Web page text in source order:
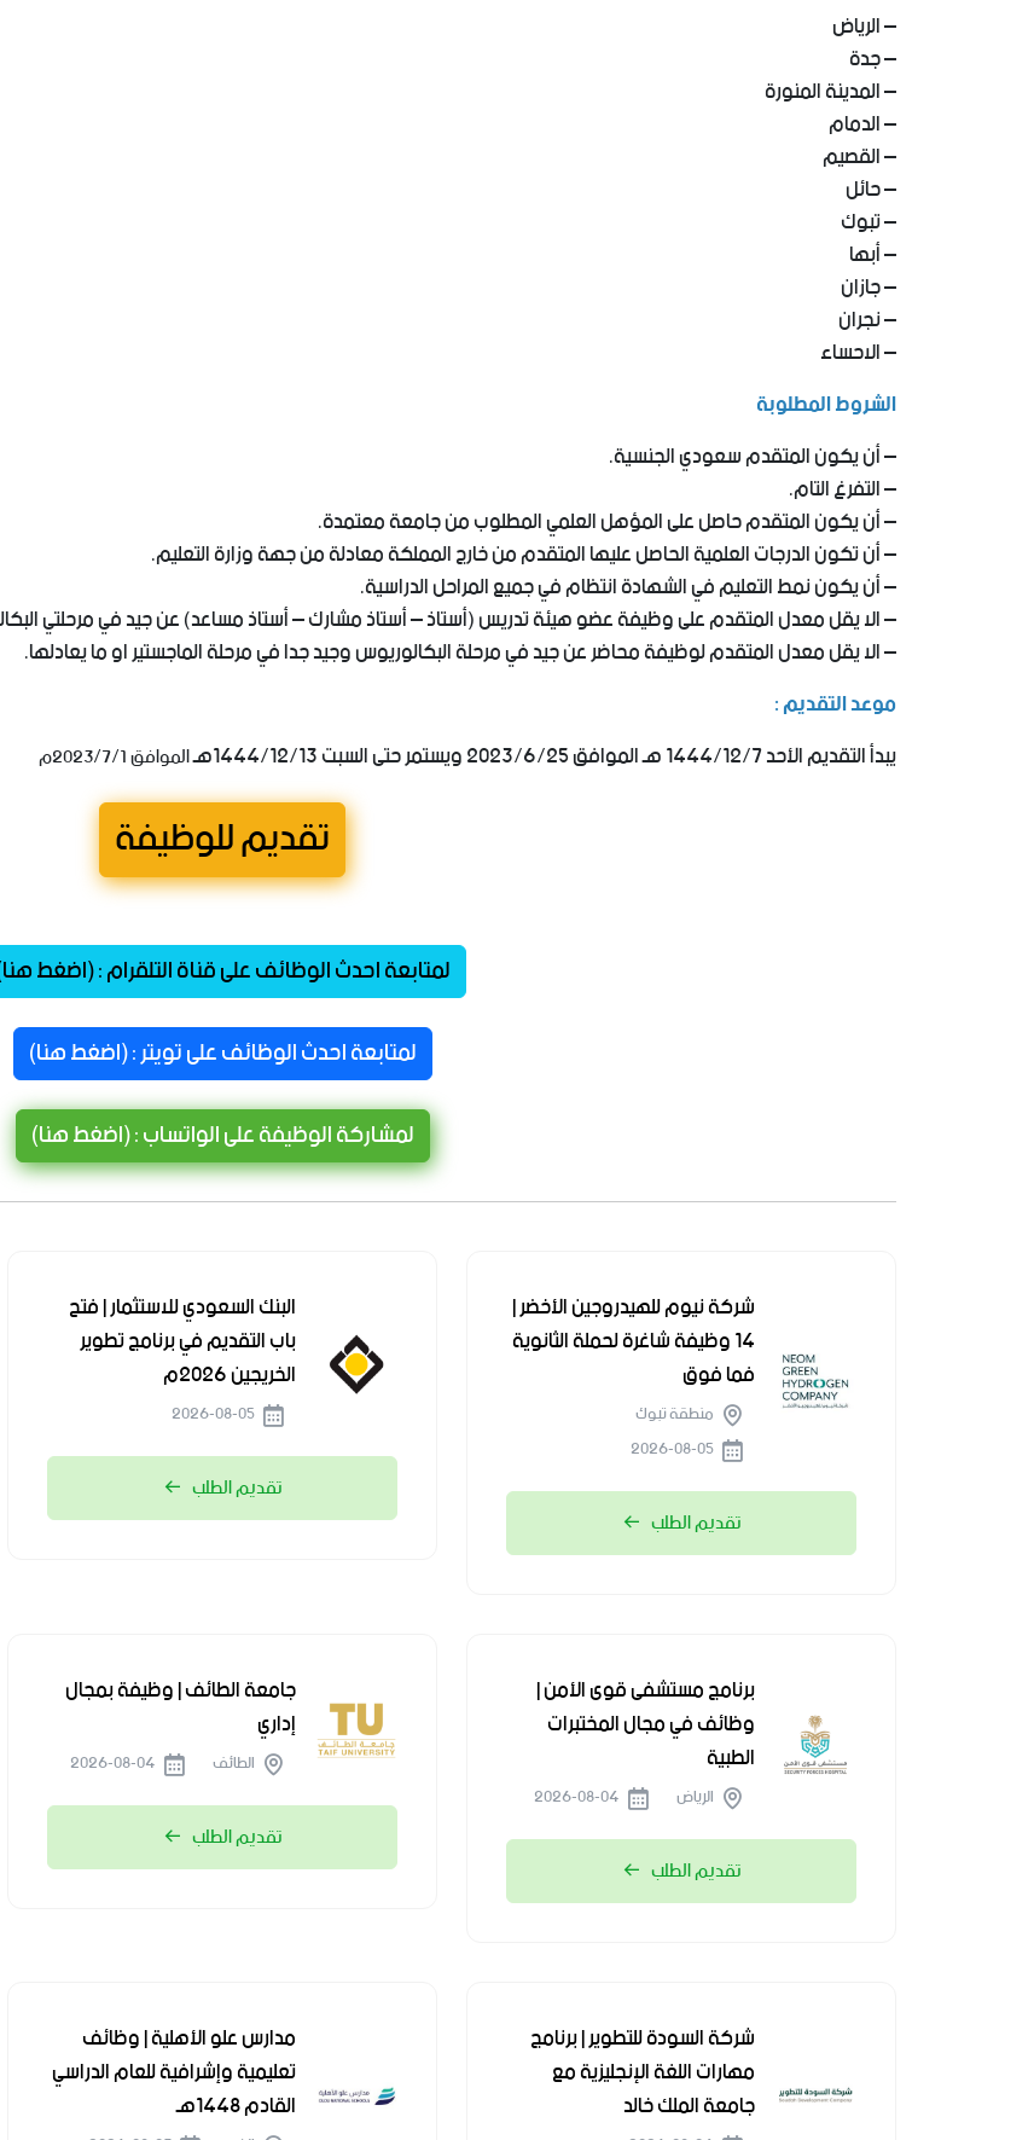
– الرياض
– جدة
– المدينة المنورة
– الدمام
– القصيم
– حائل
– تبوك
– أبها
– جازان
– نجران
– الاحساء
الشروط المطلوبة
– أن يكون المتقدم سعودي الجنسية.
– التفرغ التام.
– أن يكون المتقدم حاصل على المؤهل العلمي المطلوب من جامعة معتمدة.
– أن تكون الدرجات العلمية الحاصل عليها المتقدم من خارج المملكة معادلة من جهة وزارة التعليم.
– أن يكون نمط التعليم في الشهادة انتظام في جميع المراحل الدراسية.
– الا يقل معدل المتقدم على وظيفة عضو هيئة تدريس (أستاذ – أستاذ مشارك – أستاذ مساعد) عن جيد في مرحلتي
– الا يقل معدل المتقدم لوظيفة محاضر عن جيد في مرحلة البكالوريوس وجيد جدا في مرحلة الماجستير او ما يعادلها.
موعد التقديم :
يبدأ التقديم الأحد 1444/12/7 هـ الموافق 2023/6/25 ويستمر حتى السبت 1444/12/13هـ
الموافق 2023/7/1م
تقديم للوظيفة
لمتابعة احدث الوظائف على قناة التلقرام : (اضغط
لمتابعة احدث الوظائف على تويتر : (اضغط هنا)
لمشاركة الوظيفة على الواتساب : (اضغط هنا)
شركة نيوم للهيدروجين الأخضر |
14 وظيفة شاغرة لحملة الثانوية
فما فوق
منطقة تبوك
تقديم الطلب
البنك السعودي للاستثمار | فتح
باب التقديم في برنامج تطوير
الخريجين 2026م
تقديم الطلب
برنامج مستشفى قوى الأمن |
وظائف في مجال المختبرات
الطبية
الرياض
تقديم الطلب
جامعة الطائف | وظيفة بمجال
إداري
الطائف
تقديم الطلب
شركة السودة للتطوير | برنامج
مهارات اللغة الإنجليزية مع
جامعة الملك خالد
مدارس علو الأهلية | وظائف
تعليمية وإشرافية للعام الدراسي
القادم 1448هـ